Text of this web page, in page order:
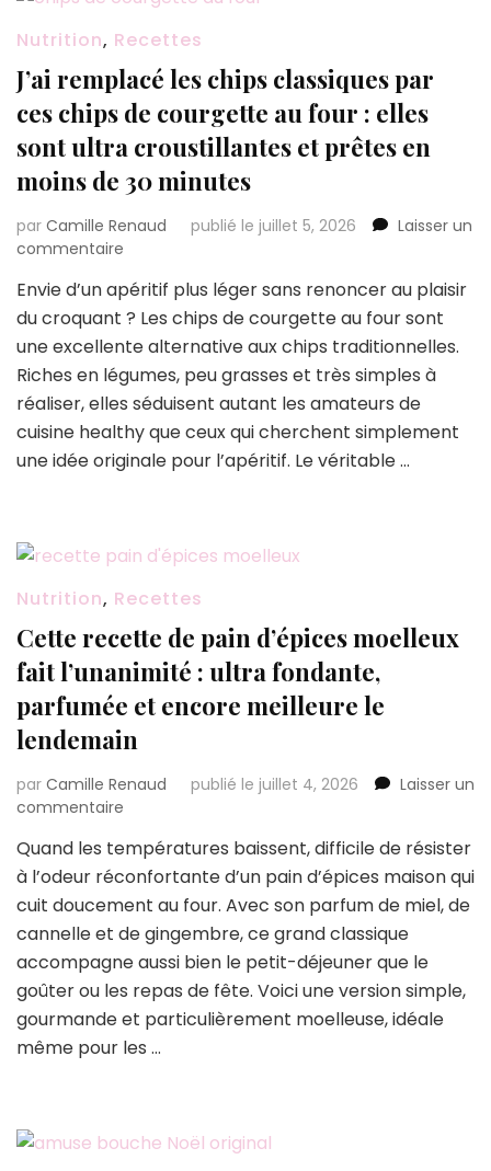
Nutrition, Recettes
J’ai remplacé les chips classiques par
ces chips de courgette au four : elles
sont ultra croustillantes et prêtes en
moins de 30 minutes
par Camille Renaud publié le juillet 5, 2026
Laisser un
commentaire
remplacé
les
chips
par
ces
chips
de
courgette
elles
sont
croustillantes
et
prêtes
en
de
30
Envie d’un apéritif plus léger sans renoncer au plaisir
du croquant ? Les chips de courgette au four sont
une excellente alternative aux chips traditionnelles.
Riches en légumes, peu grasses et très simples à
réaliser, elles séduisent autant les amateurs de
cuisine healthy que ceux qui cherchent simplement
une idée originale pour l’apéritif. Le véritable …
Nutrition, Recettes
Cette recette de pain d’épices moelleux
fait l’unanimité : ultra fondante,
parfumée et encore meilleure le
lendemain
par Camille Renaud publié le juillet 4, 2026
Laisser un
commentaire
recette
de
pain
moelleux
fait
l’unanimité
:
ultra
fondante,
meilleure
Quand les températures baissent, difficile de résister
à l’odeur réconfortante d’un pain d’épices maison qui
cuit doucement au four. Avec son parfum de miel, de
cannelle et de gingembre, ce grand classique
accompagne aussi bien le petit-déjeuner que le
goûter ou les repas de fête. Voici une version simple,
gourmande et particulièrement moelleuse, idéale
même pour les …